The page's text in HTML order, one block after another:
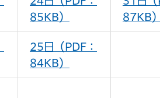
85KB）
87KB）
25日（PDF：
84KB）